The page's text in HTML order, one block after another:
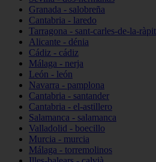
Granada - salobreña
Cantabria - laredo
Tarragona - sant-carles-de-la-
Alicante - dénia
Cádiz - cádiz
Málaga - nerja
León - león
Navarra - pamplona
Cantabria - santander
Cantabria - el-astillero
Salamanca - salamanca
Valladolid - boecillo
Murcia - murcia
Málaga - torremolinos